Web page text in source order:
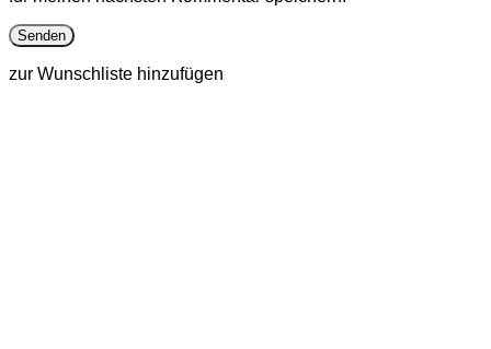
zur Wunschliste hinzufügen